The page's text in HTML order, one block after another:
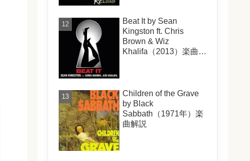
Beat It by Sean
Kingston ft. Chris
Brown & Wiz
Khalifa（2013）楽曲解
Children of the Grave
by Black
Sabbath（1971年）楽
曲解説